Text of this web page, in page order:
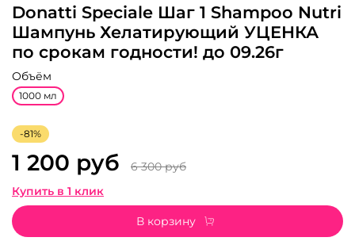
Donatti Speciale Шаг 1 Shampoo Nutri
Шампунь Хелатирующий УЦЕНКА
по срокам годности! до 09.26г
Объём
1000 мл
-81%
1 200 руб
6 300 руб
Купить в 1 клик
В корзину